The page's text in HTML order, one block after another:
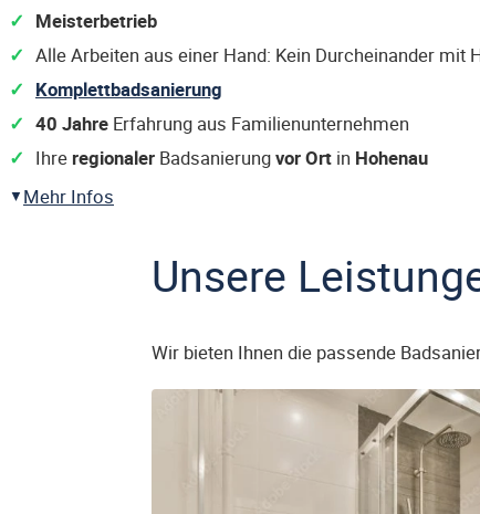
Meisterbetrieb
Alle Arbeiten aus einer Hand: Kein Durcheinander mit
Komplettbadsanierung
40 Jahre Erfahrung aus Familienunternehmen
Ihre regionaler Badsanierungvor Ort in Hohenau
Mehr Infos
Unsere
Wir bieten Ihnen die passende